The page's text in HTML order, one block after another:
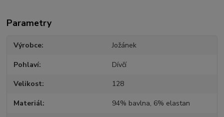
Parametry
Výrobce Jožánek
Pohlaví Dívčí
Velikost 128
Materiál 94% bavlna, 6% elastan